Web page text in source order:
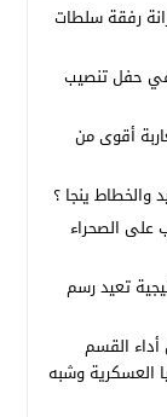
رفقة سلطات
في حفل تنصيب
أقوى من
ينجا ؟
على الصحراء
تعيد رسم
القسم
العسكرية وشبه